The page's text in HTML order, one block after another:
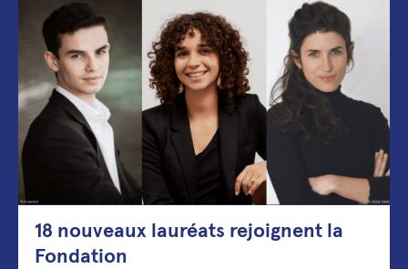
18 nouveaux lauréats rejoignent la
Fondation